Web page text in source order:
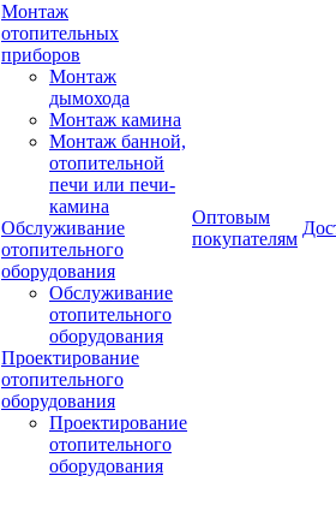
Монтаж
отопительных
приборов
Монтаж
дымохода
Монтаж камина
Монтаж банной,
отопительной
печи или печи-
камина
Обслуживание
отопительного
оборудования
Обслуживание
отопительного
оборудования
Проектирование
отопительного
оборудования
Проектирование
отопительного
оборудования
Оптовым
покупателям